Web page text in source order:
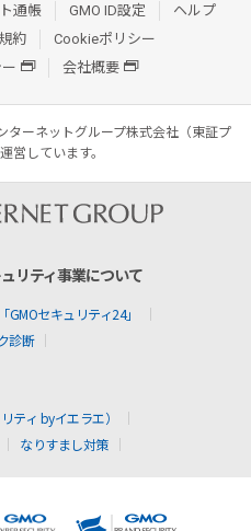
通帳 GMO ID設定
ヘルプ
約
Cookieポリシー
会社概要
ターネットグループ株式会社（東証プ
営しています。
リティ事業について
セキュリティ24」
診断
ティ byイエラエ）
なりすまし対策